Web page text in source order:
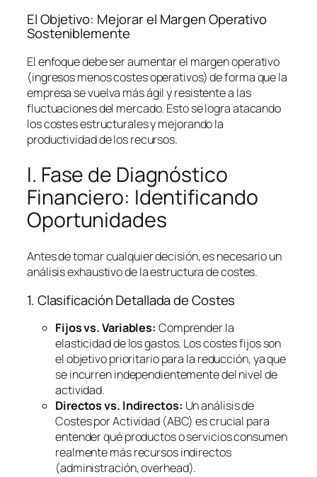
El Objetivo: Mejorar el Margen Operativo
Sosteniblemente
El enfoque debe ser aumentar el margen operativo
(ingresos menos costes operativos) de forma que la
empresa se vuelva más ágil y resistente a las
fluctuaciones del mercado. Esto se logra atacando
los costes estructurales y mejorando la
productividad de los recursos.
I. Fase de Diagnóstico
Financiero: Identificando
Oportunidades
Antes de tomar cualquier decisión, es necesario un
análisis exhaustivo de la estructura de costes.
1. Clasificación Detallada de Costes
Fijos vs. Variables: Comprender la
elasticidad de los gastos. Los costes fijos son
el objetivo prioritario para la reducción, ya que
se incurren independientemente del nivel de
actividad.
Directos vs. Indirectos: Un análisis de
Costes por Actividad (ABC) es crucial para
entender qué productos o servicios consumen
realmente más recursos indirectos
(administración,overhead).